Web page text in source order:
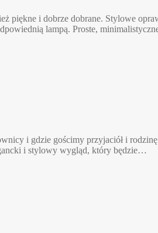
i dobrze dobrane. Stylowe
lampą. Proste,
i gdzie gościmy przyjaciół i
i stylowy wygląd, który będzie…